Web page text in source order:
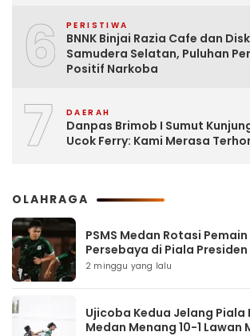
6
PERISTIWA
BNNK Binjai Razia Cafe dan
Samudera Selatan, Puluhan
Positif Narkoba
7 DAERAH
Danpas Brimob I Sumut
Ucok Ferry: Kami Merasa
OLAHRAGA
PSMS Medan Rotasi
Persebaya di Piala Presiden
2 minggu yang lalu
Ujicoba Kedua Jelang Piala
Medan Menang 10-1 Lawan